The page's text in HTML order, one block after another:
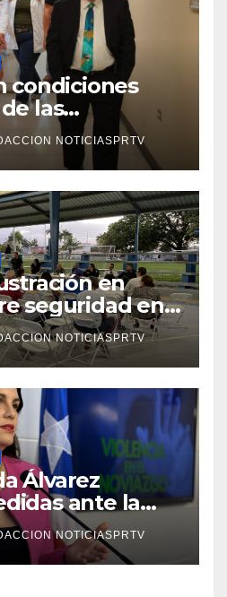
condiciones
las
Departamento
Mayagüez
NOTICIASPRTV
en
seguridad en
NOTICIASPRTV
Álvarez
ante la
noviazgo
NOTICIASPRTV